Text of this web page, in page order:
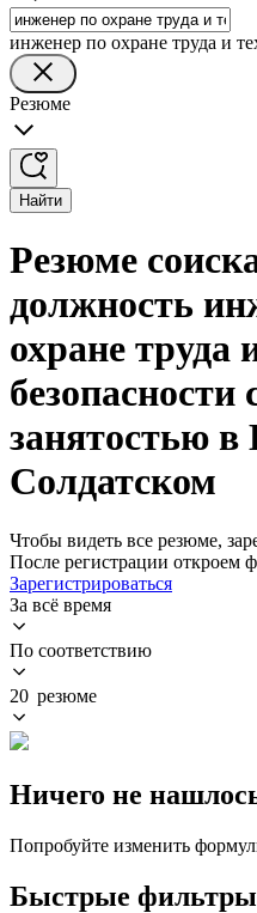
инженер по охране труда и
Резюме
Найти
Резюме
должность
охране труда
безопасности
занятостью
Солдатском
Чтобы видеть все резюме,
После регистрации откроем
Зарегистрироваться
За всё время
По соответствию
20 резюме
Ничего не
Попробуйте изменить
Быстрые фильтры